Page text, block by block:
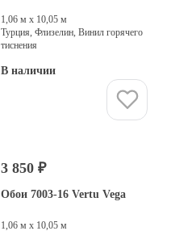
1,06 м х 10,05 м
Турция, Флизелин, Винил горячего
тиснения
В наличии
3 850 ₽
Обои 7003-16 Vertu Vega
1,06 м х 10,05 м